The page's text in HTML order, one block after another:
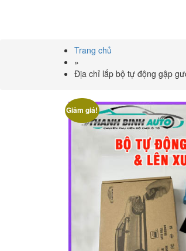
Trang chủ
»
Địa chỉ lắp bộ tự động gập
Giảm giá!